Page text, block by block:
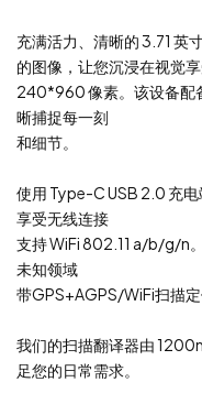
充满活力、清晰的 3.71 英
的图像，让您沉浸在视觉
240*960 像素。该设备配
晰捕捉每一刻
和细节。
使用 Type-C USB 2.0 充
享受无线连接
支持 WiFi 802.11 a/b/g/n
未知领域
带GPS+AGPS/WiFi扫描定
我们的扫描翻译器由
足您的日常需求。